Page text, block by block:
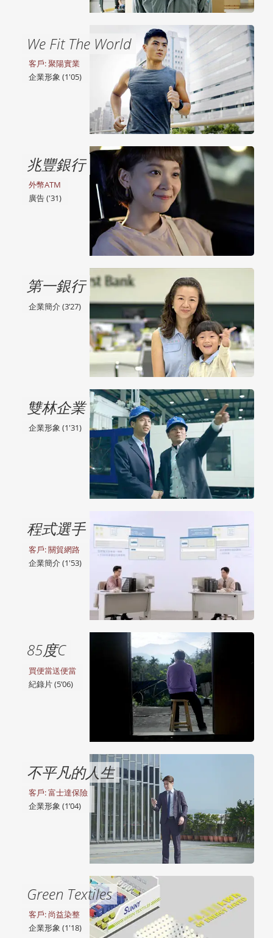
We Fit The World
客戶: 聚陽實業
企業形象 (1'05)
兆豐銀行
外幣ATM
廣告 ('31)
第一銀行
企業簡介 (3’27)
雙林企業
企業形象 (1'31)
程式選手
客戶: 關貿網路
企業簡介 (1'53)
85度C
買便當送便當
紀錄片 (5’06)
不平凡的人生
客戶: 富士達保險
企業形象 (1’04)
Green Textiles
客戶: 尚益染整
企業形象 (1'18)